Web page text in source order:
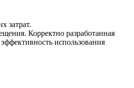
затрат.
Корректно разработанная
использования